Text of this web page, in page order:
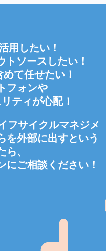
用したい！
ソースしたい！
て任せたい！
フォンや
ティが心配！
フサイクルマネジメ
を外部に出すという
ら、
にご相談ください！